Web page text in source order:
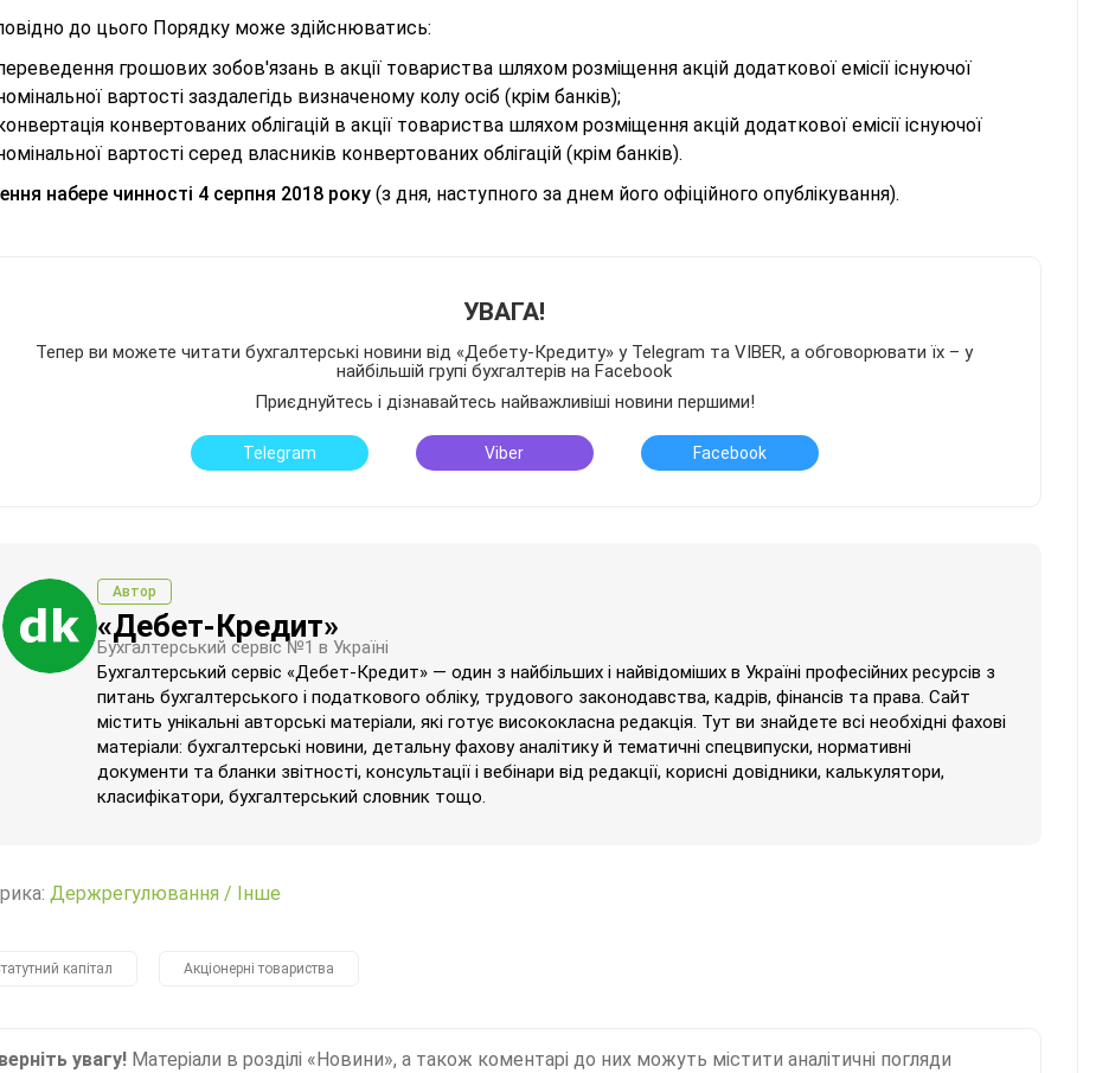
до цього Порядку може здійснюватись:
грошових зобов'язань в акції товариства шляхом розміщення акцій додаткової емісії існуючої
вартості заздалегідь визначеному колу осіб (крім банків);
конвертованих облігацій в акції товариства шляхом розміщення акцій додаткової емісії існуючої
вартості серед власників конвертованих облігацій (крім банків).
набере чинності 4 серпня 2018 року (з дня, наступного за днем його офіційного опублікування).
УВАГА!
Тепер ви можете читати бухгалтерські новини від «Дебету-Кредиту» у Telegram та VIBER, а обговорювати їх – у
найбільшій групі бухгалтерів на Facebook
Приєднуйтесь і дізнавайтесь найважливіші новини першими!
Telegram Viber Facebook
Автор
«Дебет-Кредит»
Бухгалтерський сервіс №1 в Україні
Бухгалтерський сервіс «Дебет-Кредит» — один з найбільших і найвідоміших в Україні професійних ресурсів з
питань бухгалтерського і податкового обліку, трудового законодавства, кадрів, фінансів та права. Сайт
містить унікальні авторські матеріали, які готує висококласна редакція. Тут ви знайдете всі необхідні фахові
матеріали: бухгалтерські новини, детальну фахову аналітику й тематичні спецвипуски, нормативні
документи та бланки звітності, консультації і вебінари від редакції, корисні довідники, калькулятори,
класифікатори, бухгалтерський словник тощо.
Держрегулювання / Інше
капітал Акціонерні товариства
увагу! Матеріали в розділі «Новини», а також коментарі до них можуть містити аналітичні погляди